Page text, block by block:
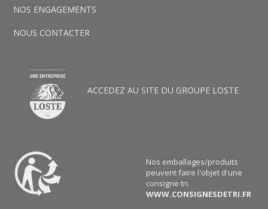
Nos emballages/produits
peuvent faire l'objet d'une
consigne tri.
WWW.CONSIGNESDETRI.FR
NOS ENGAGEMENTS
NOUS CONTACTER
ACCEDEZ AU SITE DU GROUPE LOSTE